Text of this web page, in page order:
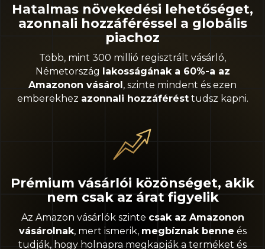
Hatalmas növekedési lehetőséget,
azonnali hozzáféréssel a globális
piachoz
Több, mint 300 millió regisztrált vásárló,
Németország lakosságának a 60%-a az
Amazonon vásárol, szinte mindent és ezen
emberekhez azonnali hozzáférésttudsz kapni.
Prémium vásárlói közönséget, akik
nem csak az árat figyelik
Az Amazon vásárlók szinte csak az Amazonon
vásárolnak, mert ismerik, megbíznak benne és
tudják, hogy holnapra megkapják a terméket és